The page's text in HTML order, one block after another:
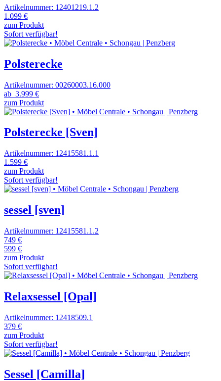
Artikelnummer: 12401219.1.2
1.099 €
zum Produkt
Sofort verfügbar!
Polsterecke
Artikelnummer: 00260003.16.000
ab 3.999 €
zum Produkt
Polsterecke [Sven]
Artikelnummer: 12415581.1.1
1.599 €
zum Produkt
Sofort verfügbar!
sessel [sven]
Artikelnummer: 12415581.1.2
749 €
599 €
zum Produkt
Sofort verfügbar!
Relaxsessel [Opal]
Artikelnummer: 12418509.1
379 €
zum Produkt
Sofort verfügbar!
Sessel [Camilla]